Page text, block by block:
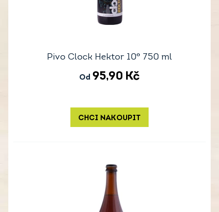
Pivo Clock Hektor 10° 750 ml
Od 95,90 Kč
CHCI NAKOUPIT